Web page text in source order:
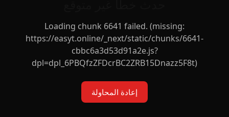
Loading chunk 6641 failed. (missing:
https://easyt.online/_next/static/chunks/6641-
cbbc6a3d53d91a2e.js?
dpl=dpl_6PBQfzZFDcrBC2ZRB15Dnazz5F8t)
إعادة المحاولة